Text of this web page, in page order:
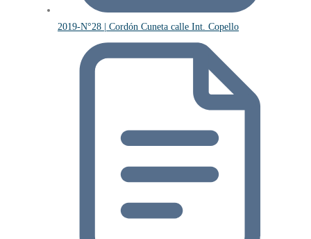
2019-N°28 | Cordón Cuneta calle Int. Copello